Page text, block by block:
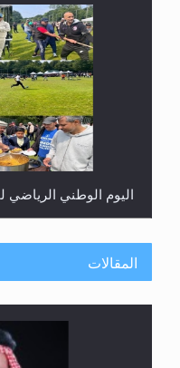
اليوم الوطني الرياضي
المقالات